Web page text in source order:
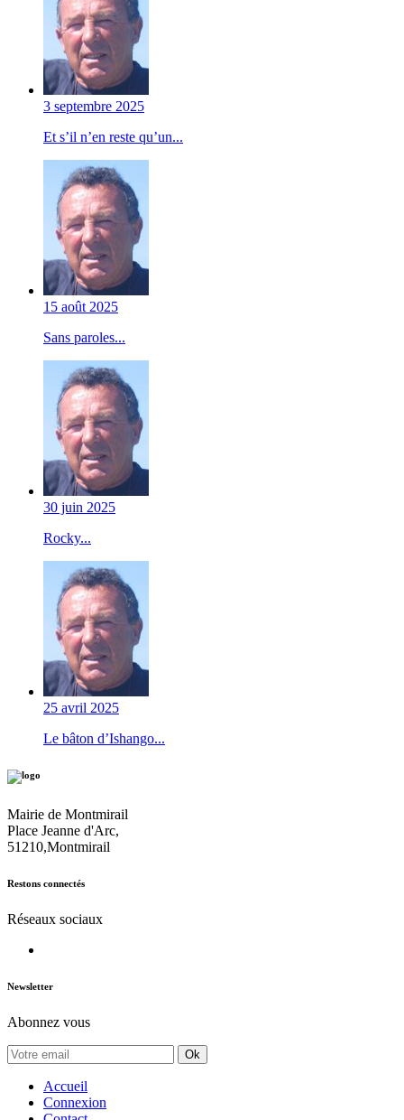
3 septembre 2025
Et s’il n’en reste qu’un...
15 août 2025
Sans paroles...
30 juin 2025
Rocky...
25 avril 2025
Le bâton d’Ishango...
Mairie de Montmirail
Place Jeanne d'Arc,
51210,Montmirail
Restons connectés
Réseaux sociaux
Newsletter
Abonnez vous
Ok
Accueil
Connexion